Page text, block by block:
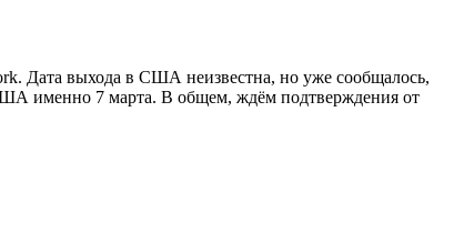
Дата выхода в США неизвестна, но уже сообщалось,
именно 7 марта. В общем, ждём подтверждения от